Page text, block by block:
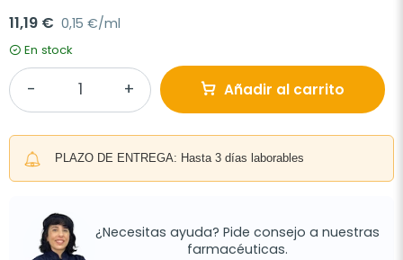
11,19 € 0,15 €/ml
En stock
Añadir al carrito
PLAZO DE ENTREGA: Hasta 3 días laborables
¿Necesitas ayuda? Pide consejo a nuestras
farmacéuticas.